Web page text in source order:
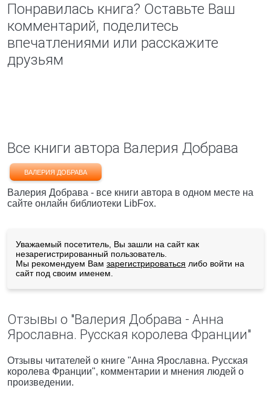
Понравилась книга? Оставьте Ваш
комментарий, поделитесь
впечатлениями или расскажите
друзьям
Все книги автора Валерия Добрава
ВАЛЕРИЯ ДОБРАВА
Валерия Добрава - все книги автора в одном месте на
сайте онлайн библиотеки LibFox.
Уважаемый посетитель, Вы зашли на сайт как
незарегистрированный пользователь.
Мы рекомендуем Вам зарегистрироваться либо войти на
сайт под своим именем.
Отзывы о "Валерия Добрава - Анна
Ярославна. Русская королева Франции"
Отзывы читателей о книге "Анна Ярославна. Русская
королева Франции", комментарии и мнения людей о
произведении.